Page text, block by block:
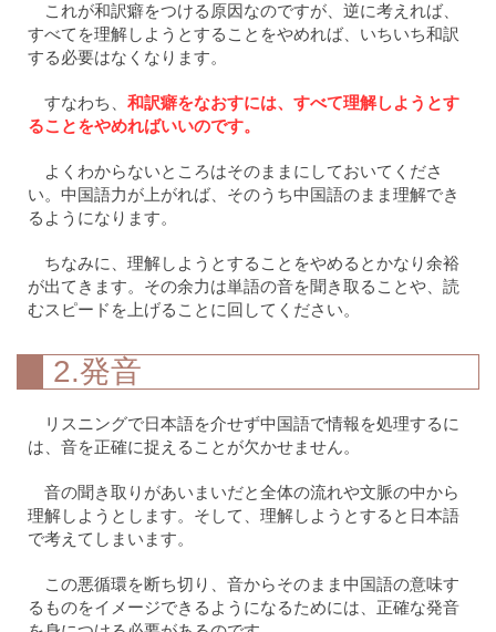
これが和訳癖をつける原因なのですが、逆に考えれば、
すべてを理解しようとすることをやめれば、いちいち和訳
する必要はなくなります。
すなわち、和訳癖をなおすには、すべて理解しようとす
ることをやめればいいのです。
よくわからないところはそのままにしておいてくださ
い。中国語力が上がれば、そのうち中国語のまま理解でき
るようになります。
ちなみに、理解しようとすることをやめるとかなり余裕
が出てきます。その余力は単語の音を聞き取ることや、読
むスピードを上げることに回してください。
2.発音
リスニングで日本語を介せず中国語で情報を処理するに
は、音を正確に捉えることが欠かせません。
音の聞き取りがあいまいだと全体の流れや文脈の中から
理解しようとします。そして、理解しようとすると日本語
で考えてしまいます。
この悪循環を断ち切り、音からそのまま中国語の意味す
るものをイメージできるようになるためには、正確な発音